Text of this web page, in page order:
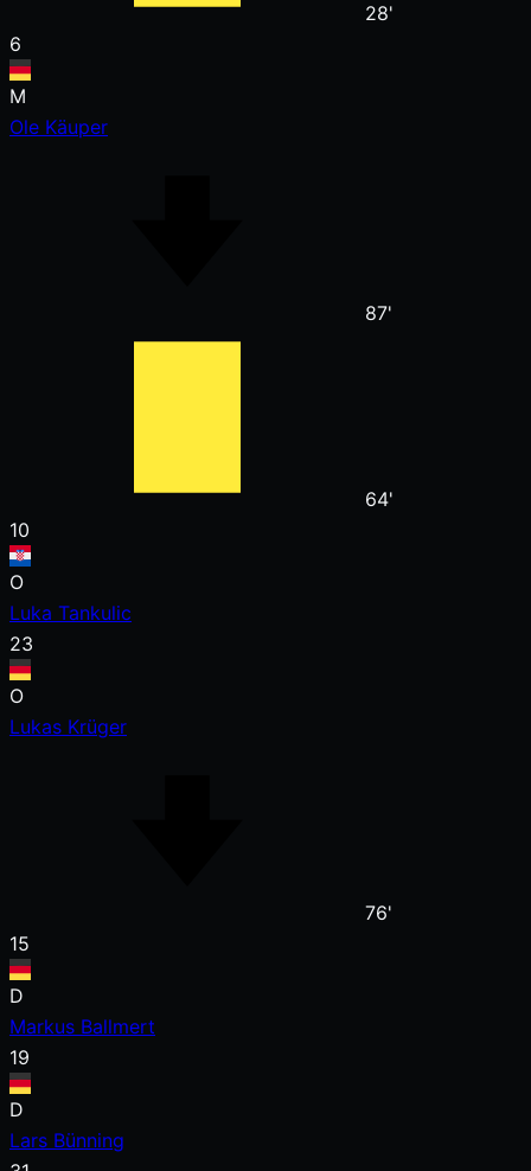
28'
6
M
Ole Käuper
87'
64'
10
O
Luka Tankulic
23
O
Lukas Krüger
76'
15
D
Markus Ballmert
19
D
Lars Bünning